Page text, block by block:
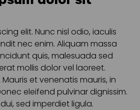
elit. Nunc nisl odio, iaculis
nec enim. Aliquam massa
quis, malesuada sed
mollis dolor vel laoreet.
et venenatis mauris, in
eleifend pulvinar dignissim.
sed imperdiet ligula.